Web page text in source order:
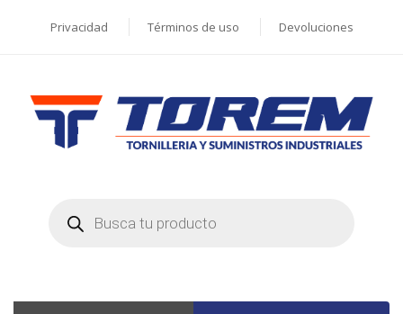
Privacidad Términos de uso Devoluciones
search